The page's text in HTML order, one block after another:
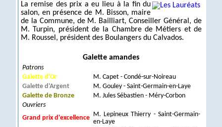
La remise des prix a eu lieu à la fin du
salon, en présence de M. Bisson, maire
de la Commune, de M. Bailliart, Conseiller Général, de
M. Turpin, président de la Chambre de Métiers et de
M. Roussel, président des Boulangers du Calvados.
Galette amandes
Patrons
Galette d'Or
M. Capet - Condé-sur-Noireau
Galette d'Argent
M. Gouley - Saint-Germain-en-Laye
Galette de Bronze
M. Jules Sébastien - Méry-Corbon
Ouvriers
Grand prix d'excellence M. Lepineux Thierry - Saint-Germain-
en-Laye